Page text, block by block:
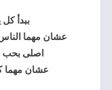
ببدأ
عشان مهما
اصلى بحب
عشان مهما